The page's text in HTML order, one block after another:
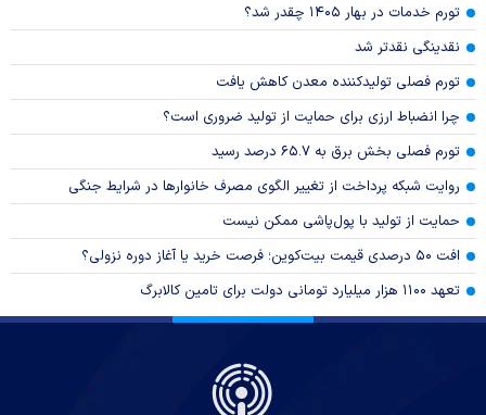
تورم خدمات در بهار ۱۴۰۵ چقدر شد؟
نقدینگی نقدتر شد
تورم فصلی تولیدکننده معدن کاهش یافت
چرا انضباط ارزی برای حمایت از تولید ضروری است؟
تورم فصلی بخش برق به ۶۵.۷ درصد رسید
روایت شبکه پرداخت از تغییر الگوی مصرف خانوار‌ها در شرایط جنگی
حمایت از تولید با پول‌پاشی ممکن نیست
افت ۵۰ درصدی قیمت بیت‌کوین؛ فرصت خرید یا آغاز دوره نزولی؟
تعهد ۱۱۰۰ هزار میلیارد تومانی دولت برای تامین کالابرگ